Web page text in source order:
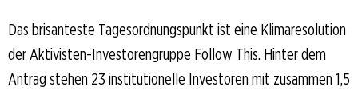
Das brisanteste Tagesordnungspunkt ist eine Klimaresolution
der Aktivisten-Investorengruppe Follow This. Hinter dem
Antrag stehen 23 institutionelle Investoren mit zusammen 1,5